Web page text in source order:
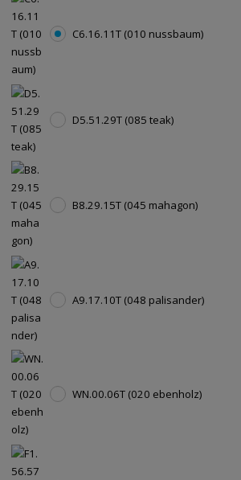
C6.16.11T (010 nussbaum)
D5.51.29T (085 teak)
B8.29.15T (045 mahagon)
A9.17.10T (048 palisander)
WN.00.06T (020 ebenholz)